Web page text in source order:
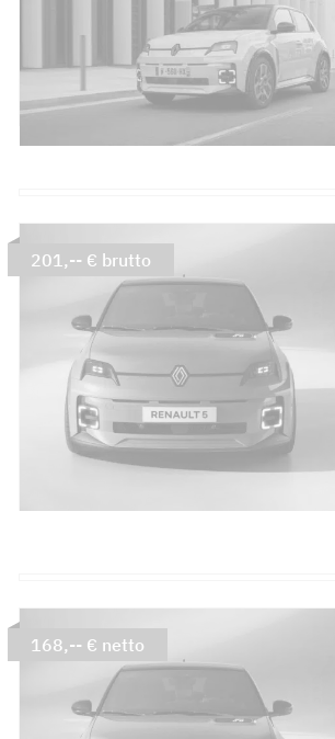
201,-- € brutto
168,-- € netto